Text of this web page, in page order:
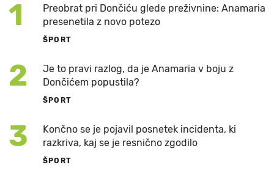
1
Preobrat pri Dončiću glede preživnine: Anamaria
presenetila z novo potezo
ŠPORT
2
Je to pravi razlog, da je Anamaria v boju z
Dončićem popustila?
ŠPORT
3
Končno se je pojavil posnetek incidenta, ki
razkriva, kaj se je resnično zgodilo
ŠPORT